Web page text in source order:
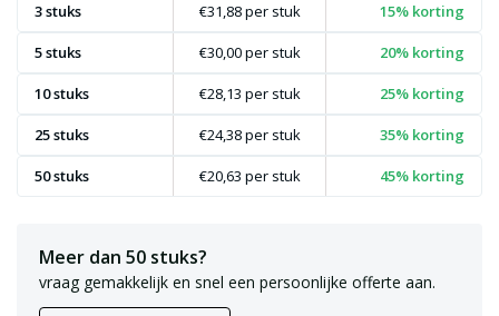
3 stuks €31,88per stuk 15% korting
5 stuks €30,00per stuk 20% korting
10 stuks €28,13 per stuk 25% korting
25 stuks €24,38per stuk 35% korting
50 stuks €20,63 per stuk 45% korting
Meer dan 50 stuks?
vraag gemakkelijk en snel een persoonlijke offerte aan.